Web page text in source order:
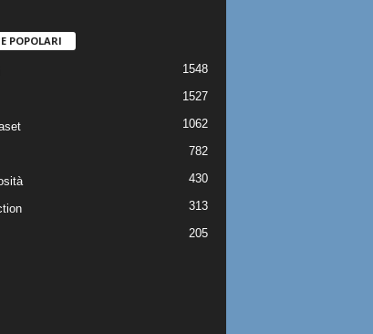
POPOLARI
1548
1527
1062
782
430
313
205